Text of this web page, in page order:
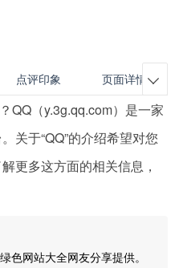
点评印象 页面详情 
QQ（y.3g.qq.com）是一家
关于“QQ”的介绍希望对您
更多这方面的相关信息，
网站大全网友分享提供。